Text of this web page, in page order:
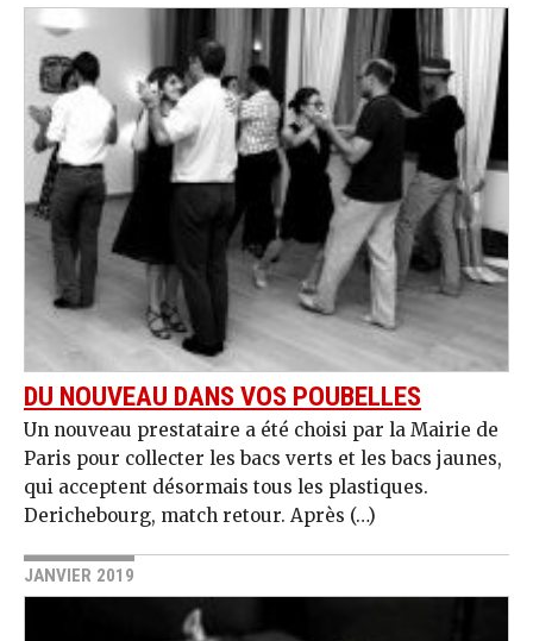
DU NOUVEAU DANS VOS POUBELLES
Un nouveau prestataire a été choisi par la Mairie de
Paris pour collecter les bacs verts et les bacs jaunes,
qui acceptent désormais tous les plastiques.
Derichebourg, match retour. Après (…)
JANVIER 2019